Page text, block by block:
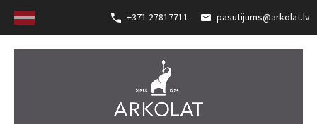
+371 27817711 pasutijums@arkolat.lv